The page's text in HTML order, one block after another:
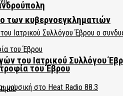
του Ιατρικού Συλλόγου
των κυβερνοεγκληματιών
του Έβρου